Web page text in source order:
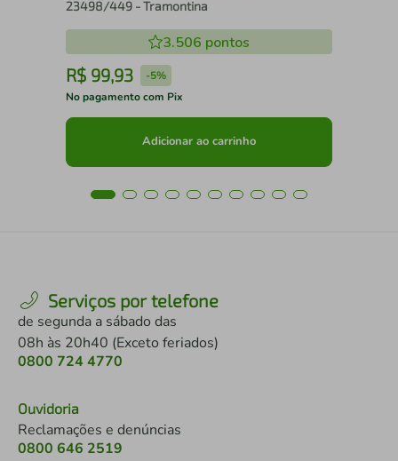
23498/449 - Tramontina
3.506 pontos
R$ 99,93 -5%
No pagamento com Pix
Adicionar ao carrinho
Serviços por telefone
de segunda a sábado das
08h às 20h40 (Exceto feriados)
0800 724 4770
Ouvidoria
Reclamações e denúncias
0800 646 2519